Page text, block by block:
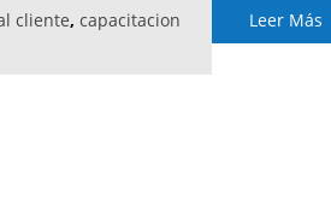
Leer Más
cliente, capacitacion